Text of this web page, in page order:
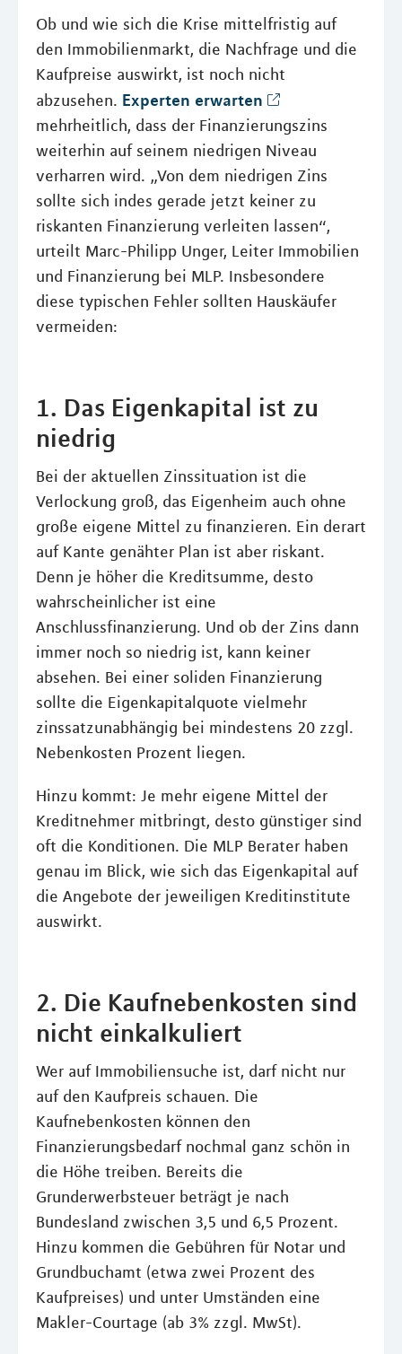
Ob und wie sich die Krise mittelfristig auf
den Immobilienmarkt, die Nachfrage und die
Kaufpreise auswirkt, ist noch nicht
abzusehen. Experten erwarten
mehrheitlich, dass der Finanzierungszins
weiterhin auf seinem niedrigen Niveau
verharren wird. „Von dem niedrigen Zins
sollte sich indes gerade jetzt keiner zu
riskanten Finanzierung verleiten lassen“,
urteilt Marc-Philipp Unger, Leiter Immobilien
und Finanzierung bei MLP. Insbesondere
diese typischen Fehler sollten Hauskäufer
vermeiden:
1. Das Eigenkapital ist zu
niedrig
Bei der aktuellen Zinssituation ist die
Verlockung groß, das Eigenheim auch ohne
große eigene Mittel zu finanzieren. Ein derart
auf Kante genähter Plan ist aber riskant.
Denn je höher die Kreditsumme, desto
wahrscheinlicher ist eine
Anschlussfinanzierung. Und ob der Zins dann
immer noch so niedrig ist, kann keiner
absehen. Bei einer soliden Finanzierung
sollte die Eigenkapitalquote vielmehr
zinssatzunabhängig bei mindestens 20 zzgl.
Nebenkosten Prozent liegen.
Hinzu kommt: Je mehr eigene Mittel der
Kreditnehmer mitbringt, desto günstiger sind
oft die Konditionen. Die MLP Berater haben
genau im Blick, wie sich das Eigenkapital auf
die Angebote der jeweiligen Kreditinstitute
auswirkt.
2. Die Kaufnebenkosten sind
nicht einkalkuliert
Wer auf Immobiliensuche ist, darf nicht nur
auf den Kaufpreis schauen. Die
Kaufnebenkosten können den
Finanzierungsbedarf nochmal ganz schön in
die Höhe treiben. Bereits die
Grunderwerbsteuer beträgt je nach
Bundesland zwischen 3,5 und 6,5 Prozent.
Hinzu kommen die Gebühren für Notar und
Grundbuchamt (etwa zwei Prozent des
Kaufpreises) und unter Umständen eine
Makler-Courtage (ab 3% zzgl. MwSt).